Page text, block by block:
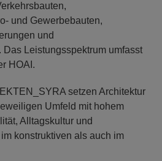
und Gewerbebauten,
und
Das Leistungsspektrum umfasst
HOAI.
setzen Architektur
Umfeld mit hohem
Alltagskultur und
konstruktiven als auch im